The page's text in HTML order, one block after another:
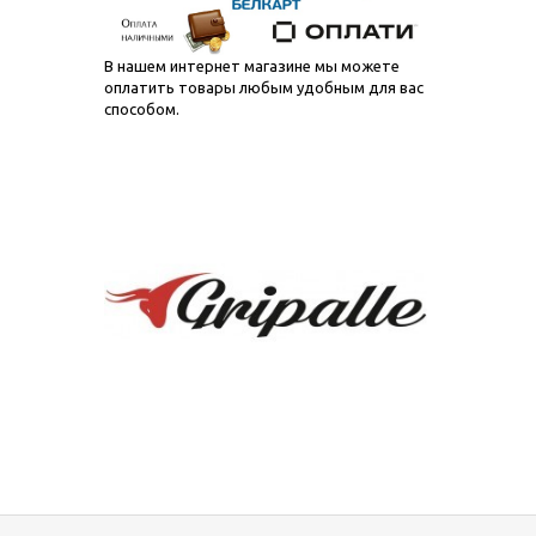
В нашем интернет магазине мы можете
оплатить товары любым удобным для вас
способом.